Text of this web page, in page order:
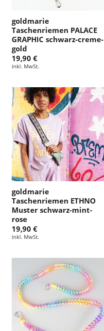
goldmarie
Taschenriemen PALACE
GRAPHIC schwarz-creme-
gold
19,90 €
inkl. MwSt.
goldmarie
Taschenriemen ETHNO
Muster schwarz-mint-
rose
19,90 €
inkl. MwSt.